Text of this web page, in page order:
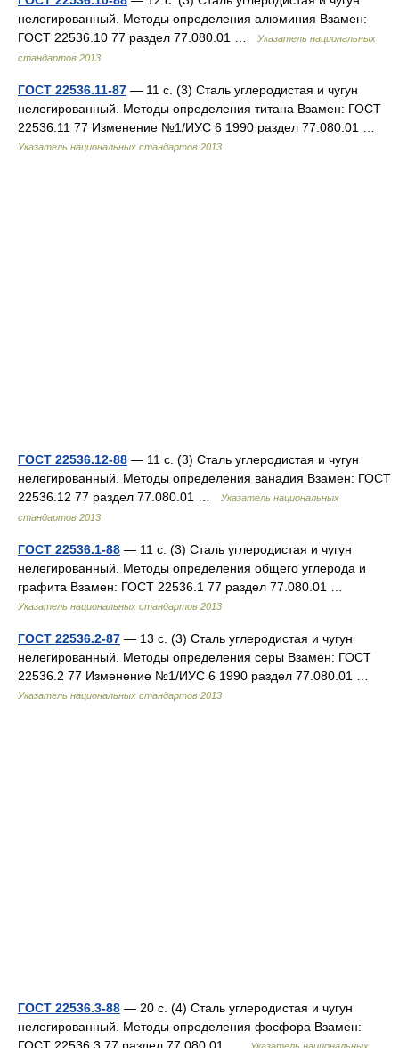
нелегированный. Методы определения алюминия Взамен:
ГОСТ 22536.10 77 раздел 77.080.01 …
Указатель национальных
стандартов 2013
ГОСТ 22536.11-87 — 11 с. (3) Сталь углеродистая и чугун
нелегированный. Методы определения титана Взамен: ГОСТ
22536.11 77 Изменение №1/ИУС 6 1990 раздел 77.080.01 …
Указатель национальных стандартов 2013
ГОСТ 22536.12-88 — 11 с. (3) Сталь углеродистая и чугун
нелегированный. Методы определения ванадия Взамен: ГОСТ
22536.12 77 раздел 77.080.01 …
Указатель национальных
стандартов 2013
ГОСТ 22536.1-88 — 11 с. (3) Сталь углеродистая и чугун
нелегированный. Методы определения общего углерода и
графита Взамен: ГОСТ 22536.1 77 раздел 77.080.01 …
Указатель национальных стандартов 2013
ГОСТ 22536.2-87 — 13 с. (3) Сталь углеродистая и чугун
нелегированный. Методы определения серы Взамен: ГОСТ
22536.2 77 Изменение №1/ИУС 6 1990 раздел 77.080.01 …
Указатель национальных стандартов 2013
ГОСТ 22536.3-88 — 20 с. (4) Сталь углеродистая и чугун
нелегированный. Методы определения фосфора Взамен: